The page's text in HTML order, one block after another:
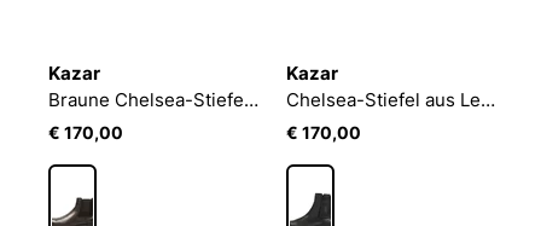
Kazar
Braune Chelsea-Stiefel mit dicker Sohle
€ 170,00
Kazar
Chelsea-Stiefel aus Leder mit verziertem Elastikeinsatz
€ 170,00